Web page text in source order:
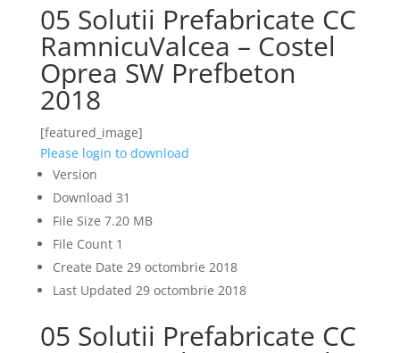
05 Solutii Prefabricate CC
RamnicuValcea – Costel
Oprea SW Prefbeton
2018
[featured_image]
Please login to download
Version
Download 31
File Size 7.20 MB
File Count 1
Create Date 29 octombrie 2018
Last Updated 29 octombrie 2018
05 Solutii Prefabricate CC